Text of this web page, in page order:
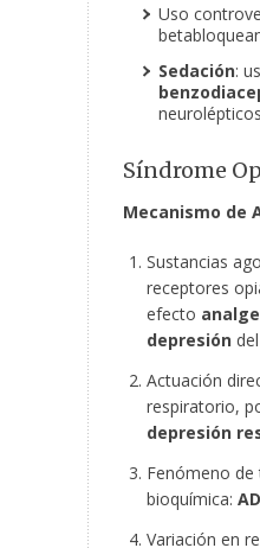
Uso
Sedación:
Síndrome
Mecanismo de
Sustancias
receptores
efecto
depresión
Actuación
respiratorio,
depresión
Fenómeno de
bioquímica:
Variación en